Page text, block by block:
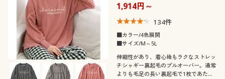
1,914円～
134件
■カラー/4色展開
■サイズ/M～5L
伸縮性があり、着心地もラクなストレッ
チシャギー裏起毛のプルオーバー。通常
よりも毛足の長い裏起毛で1枚であたた